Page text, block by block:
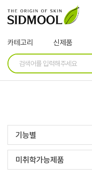
카테고리 신제품
기능별
미취학가능제품